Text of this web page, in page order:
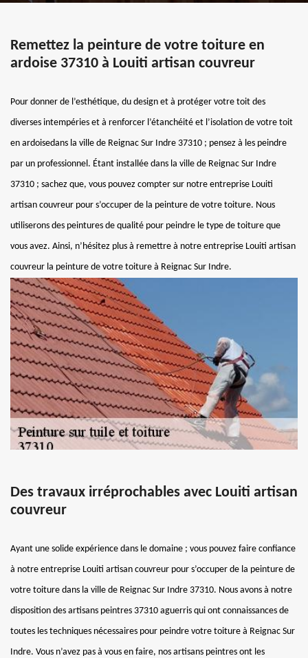
Remettez la peinture de votre toiture en
ardoise 37310 à Louiti artisan couvreur
Pour donner de l’esthétique, du design et à protéger votre toit des
diverses intempéries et à renforcer l’étanchéité et l’isolation de votre toit
en ardoisedans la ville de Reignac Sur Indre 37310 ; pensez à les peindre
par un professionnel. Étant installée dans la ville de Reignac Sur Indre
37310 ; sachez que, vous pouvez compter sur notre entreprise Louiti
artisan couvreur pour s’occuper de la peinture de votre toiture. Nous
utiliserons des peintures de qualité pour peindre le type de toiture que
vous avez. Ainsi, n’hésitez plus à remettre à notre entreprise Louiti artisan
couvreur la peinture de votre toiture à Reignac Sur Indre.
Des travaux irréprochables avec Louiti artisan
couvreur
Ayant une solide expérience dans le domaine ; vous pouvez faire confiance
à notre entreprise Louiti artisan couvreur pour s’occuper de la peinture de
votre toiture dans la ville de Reignac Sur Indre 37310. Nous avons à notre
disposition des artisans peintres 37310 aguerris qui ont connaissances de
toutes les techniques nécessaires pour peindre votre toiture à Reignac Sur
Indre. Vous n’avez pas à vous en faire, nos artisans peintres ont les